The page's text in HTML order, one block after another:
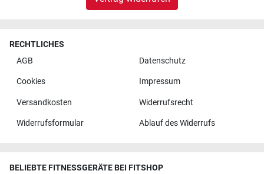
RECHTLICHES
AGB
Datenschutz
Cookies Impressum
Versandkosten Widerrufsrecht
Widerrufsformular Ablauf des Widerrufs
BELIEBTE FITNESSGERÄTE BEI FITSHOP